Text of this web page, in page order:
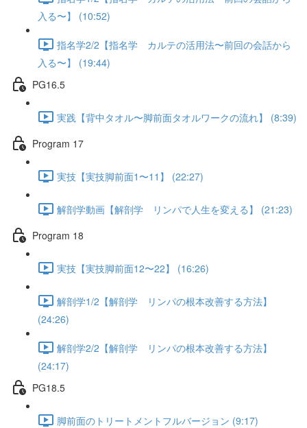
入る〜】 (10:52)
指名学2/2【指名学 カルテの活用法〜前回の会話から
入る〜】 (19:44)
PG16.5
実践【背中タオル〜脚前面タオルワークの流れ】 (8:39)
Program 17
実技【実技脚前面1〜11】 (22:27)
解剖学動画【解剖学 リンパで人生を変える】 (21:23)
Program 18
実技【実技脚前面12〜22】 (16:26)
解剖学1/2【解剖学 リンパの根本改善する方法】
(24:26)
解剖学2/2【解剖学 リンパの根本改善する方法】
(24:17)
PG18.5
脚前面のトリートメントフルバージョン (9:17)